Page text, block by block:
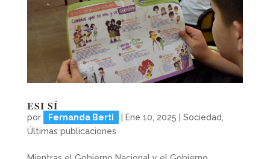
ESI SÍ
por Fernanda Berti Ene 10, 2025 Sociedad
Últimas publicaciones